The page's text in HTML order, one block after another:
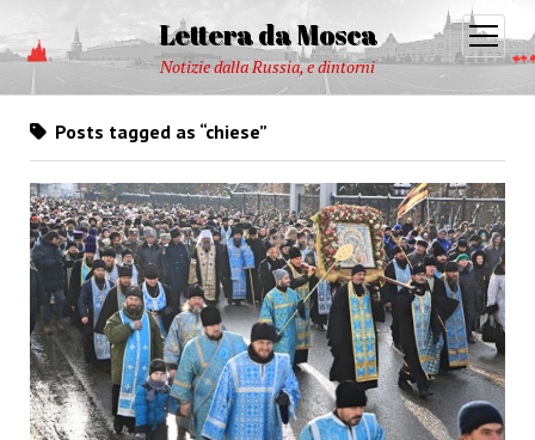
Lettera da Mosca
Notizie dalla Russia, e dintorni
open
menu
Posts tagged as “chiese”